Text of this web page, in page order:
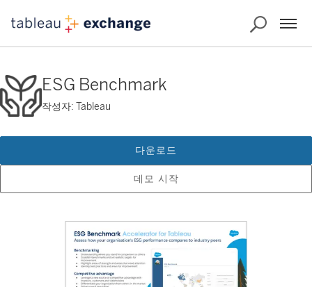
ESG Benchmark
작성자: Tableau
데모 시작
다운로드